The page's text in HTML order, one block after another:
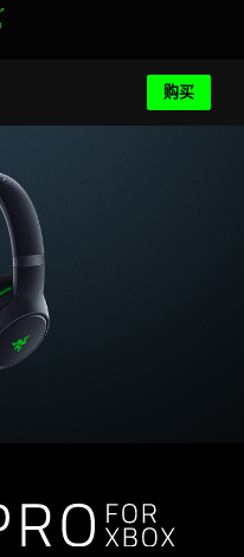
购买